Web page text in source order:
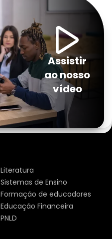
Assistir
ao nosso
vídeo
Literatura
Sistemas de Ensino
Formação de educadores
Educação Financeira
PNLD